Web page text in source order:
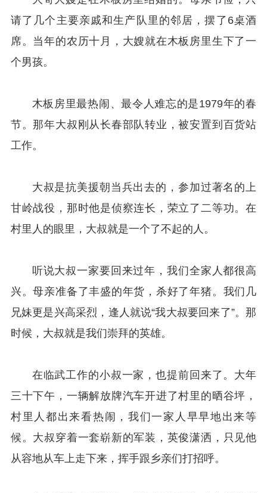
请了几个主要亲戚和生产队里的邻居，摆了6桌酒
席。当年的农历十月，大嫂就在木板房里生下了一
个男孩。
木板房里最热闹、最令人难忘的是1979年的春
节。那年大叔刚从长春部队转业，被安置到百货站
工作。
大叔是抗美援朝当兵出去的，参加过著名的上
甘岭战役，那时他是侦察连长，荣立了二等功。在
村里人的眼里，大叔就是一个了不起的人。
听说大叔一家要回来过年，我们全家人都很高
兴。母亲准备了丰盛的年货，杀好了年猪。我们几
兄妹更是兴高采烈，逢人就说“我大叔要回来了”。那
时候，大叔就是我们崇拜的英雄。
在临武工作的小叔一家，也提前回来了。大年
三十下午，一辆解放牌汽车开进了村里的晒谷坪，
村里人都出来看热闹，我们一家人早早地出来等
候。大叔穿着一套崭新的军装，英俊潇洒，只见他
从容地从车上走下来，挥手跟乡亲们打招呼。